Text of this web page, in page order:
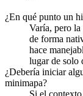
¿En qué punto un
Varía, pero
de forma
hace
lugar de solo
¿Debería iniciar
minimapa?